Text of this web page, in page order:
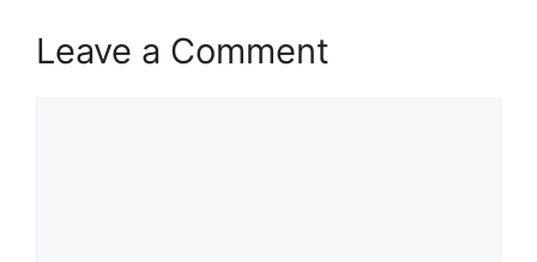
Leave a Comment